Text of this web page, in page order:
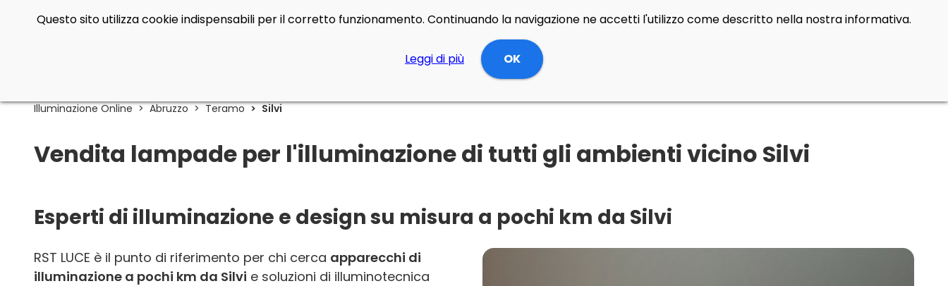
Illuminazione Online Abruzzo Teramo Silvi
Vendita lampade per l'illuminazione di tutti gli ambienti vicino Silvi
Esperti di illuminazione e design su misura a pochi km da Silvi
RST LUCE è il punto di riferimento per chi cerca apparecchi di
illuminazione a pochi km da Silvi e soluzioni di illuminotecnica
Questo sito utilizza cookie indispensabili per il corretto funzionamento. Continuando la navigazione ne accetti l'utilizzo come descritto nella nostra informativa.
Leggi di più OK